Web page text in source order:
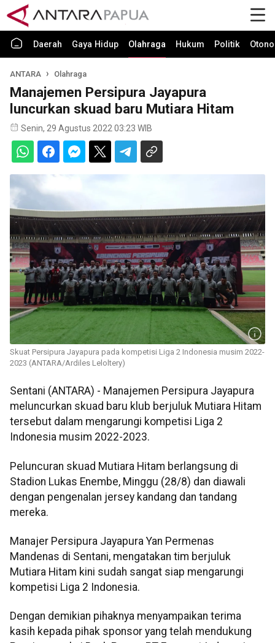
Daerah Gaya Hidup Olahraga Hukum Politik
ANTARA Olahraga
Manajemen Persipura Jayapura
luncurkan skuad baru Mutiara Hitam
Senin, 29 Agustus 2022 03:23 WIB
Skuat Persipura Jayapura pada kompetisi Liga 2 Indonesia musim 2022-
2023 (ANTARA/Ardiles Leloltery)
Sentani (ANTARA) - Manajemen Persipura Jayapura
meluncurkan skuad baru klub berjuluk Mutiara Hitam
tersebut dalam mengarungi kompetisi Liga 2
Indonesia musim 2022-2023.
Peluncuran skuad Mutiara Hitam berlangsung di
Stadion Lukas Enembe, Minggu (28/8) dan diawali
dengan pengenalan jersey kandang dan tandang
mereka.
Manajer Persipura Jayapura Yan Permenas
Mandenas di Sentani, mengatakan tim berjuluk
Mutiara Hitam kini sudah sangat siap mengarungi
kompetisi Liga 2 Indonesia.
Dengan demikian pihaknya menyampaikan terima
kasih kepada pihak sponsor yang telah mendukung